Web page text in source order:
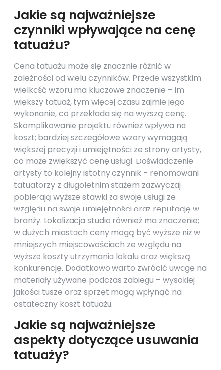
Jakie są najważniejsze
czynniki wpływające na cenę
tatuażu?
Cena tatuażu może się znacznie różnić w
zależności od wielu czynników. Przede wszystkim
wielkość wzoru ma kluczowe znaczenie – im
większy tatuaż, tym więcej czasu zajmie jego
wykonanie, co przekłada się na wyższą cenę.
Skomplikowanie projektu również wpływa na
koszt; bardziej szczegółowe wzory wymagają
większej precyzji i umiejętności ze strony artysty,
co może zwiększyć cenę usługi. Doświadczenie
artysty to kolejny istotny czynnik – renomowani
tatuatorzy z długoletnim stażem zazwyczaj
pobierają wyższe stawki za swoje usługi ze
względu na swoje umiejętności oraz reputację w
branży. Lokalizacja studia również ma znaczenie;
w dużych miastach ceny mogą być wyższe niż w
mniejszych miejscowościach ze względu na
wyższe koszty utrzymania lokalu oraz większą
konkurencję. Dodatkowo warto zwrócić uwagę na
materiały używane podczas zabiegu – wysokiej
jakości tusze oraz sprzęt mogą wpłynąć na
ostateczny koszt tatuażu.
Jakie są najważniejsze
aspekty dotyczące usuwania
tatuaży?